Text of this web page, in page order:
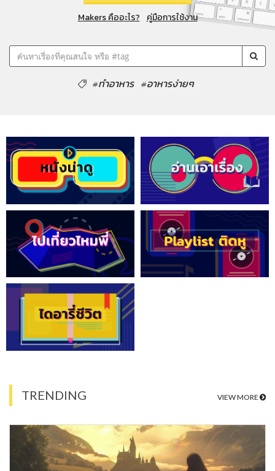
Makers คืออะไร? คู่มือการใช้งาน
#ทำอาหาร #อาหารง่ายๆ
TRENDING VIEW MORE